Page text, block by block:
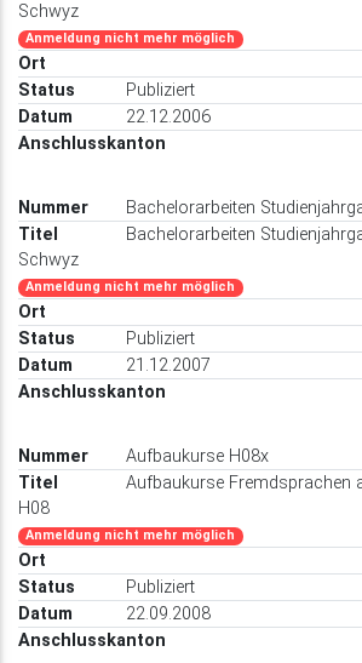
Schwyz
Anmeldung nicht mehr möglich
Publiziert
22.12.2006
Bachelorarbeiten
Bachelorarbeiten
Schwyz
Anmeldung nicht mehr möglich
Publiziert
21.12.2007
Aufbaukurse H08x
Aufbaukurse Fremdsprachen
H08
Anmeldung nicht mehr möglich
Publiziert
22.09.2008